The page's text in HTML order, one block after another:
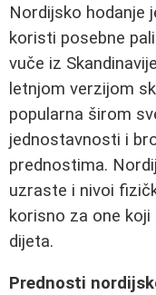
Nordijsko hodanje
koristi posebne
vuče iz
letnjom verzijom
popularna širom
jednostavnosti i
prednostima.
uzraste i nivoi
korisno za one
dijeta.
Prednosti